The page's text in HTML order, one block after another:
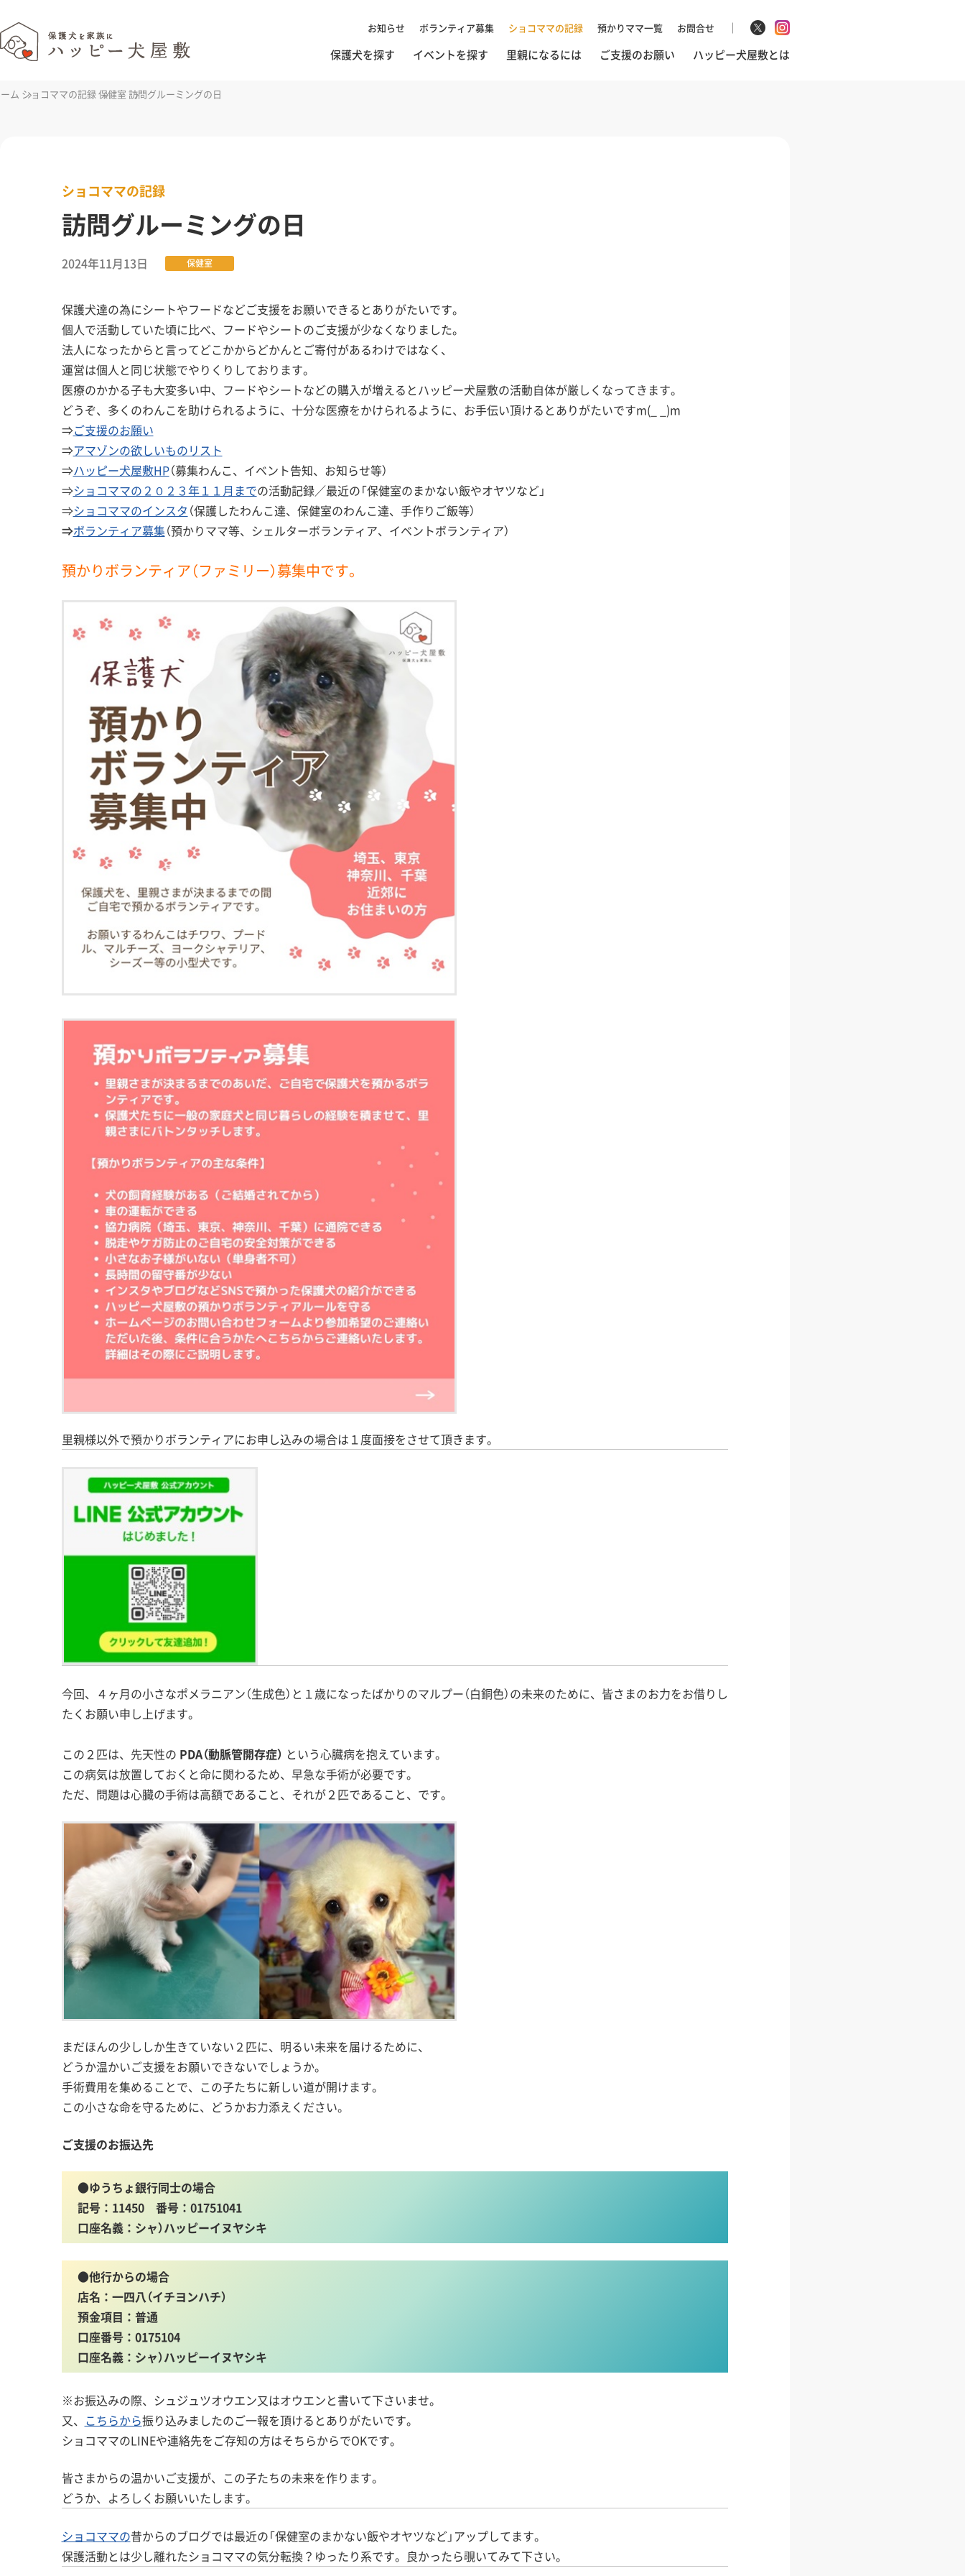
お知らせ ボランティア募集 ショコママの記録 預かりママ一覧 お問合せ
保護犬を探す イベントを探す 里親になるには ご支援のお願い ハッピー犬屋敷とは
ム ショコママの記録保健室 訪問グルーミングの日
ショコママの記録
訪問グルーミングの日
2024年11月13日 保健室
保護犬達の為にシートやフードなどご支援をお願いできるとありがたいです。
個人で活動していた頃に比べ、フードやシートのご支援が少なくなりました。
法人になったからと言ってどこかからどかんとご寄付があるわけではなく、
運営は個人と同じ状態でやりくりしております。
医療のかかる子も大変多い中、フードやシートなどの購入が増えるとハッピー犬屋敷の活動自体が厳しくなってきます。
どうぞ、多くのわんこを助けられるように、十分な医療をかけられるように、お手伝い頂けるとありがたいですm(_ _)m
⇒ご支援のお願い
⇒アマゾンの欲しいものリスト
⇒ハッピー犬屋敷HP（募集わんこ、イベント告知、お知らせ等）
⇒ショコママの２０２３年１１月までの活動記録／最近の「保健室のまかない飯やオヤツなど」
⇒ショコママのインスタ （保護したわんこ達、保健室のわんこ達、手作りご飯等）
⇒ボランティア募集（預かりママ等、シェルターボランティア、イベントボランティア）
預かりボランティア（ファミリー）募集中です。
里親様以外で預かりボランティアにお申し込みの場合は１度面接をさせて頂きます。
今回、４ヶ月の小さなポメラニアン（生成色）と１歳になったばかりのマルプー（白銅色）の未来のために、皆さまのお力をお借りし
たくお願い申し上げます。
この２匹は、先天性の PDA（動脈管開存症） という心臓病を抱えています。
この病気は放置しておくと命に関わるため、早急な手術が必要です。
ただ、問題は心臓の手術は高額であること、それが２匹であること、です。
まだほんの少ししか生きていない２匹に、明るい未来を届けるために、
どうか温かいご支援をお願いできないでしょうか。
手術費用を集めることで、この子たちに新しい道が開けます。
この小さな命を守るために、どうかお力添えください。
ご支援のお振込先
●ゆうちょ銀行同士の場合
記号：11450 番号：01751041
口座名義：シャ）ハッピーイヌヤシキ
●他行からの場合
店名：一四八（イチヨンハチ）
預金項目：普通
口座番号：0175104
口座名義：シャ）ハッピーイヌヤシキ
※お振込みの際、シュジュツオウエン又はオウエンと書いて下さいませ。
又、 こちらから振り込みましたのご一報を頂けるとありがたいです。
ショコママのLINEや連絡先をご存知の方はそちらからでOKです。
皆さまからの温かいご支援が、この子たちの未来を作ります。
どうか、よろしくお願いいたします。
ショコママの昔からのブログでは最近の「保健室のまかない飯やオヤツなど」アップしてます。
保護活動とは少し離れたショコママの気分転換？ゆったり系です。良かったら覗いてみて下さい。